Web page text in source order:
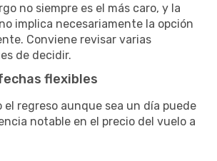
no siempre es el más caro, y la
implica necesariamente la opción
Conviene revisar varias
de decidir.
flexibles
el regreso aunque sea un día puede
notable en el precio del vuelo a